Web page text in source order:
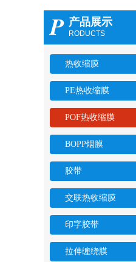
P 产品展示
RODUCTS
热收缩膜
PE热收缩膜
POF热收缩膜
BOPP烟膜
胶带
交联热收缩膜
印字胶带
拉伸缠绕膜